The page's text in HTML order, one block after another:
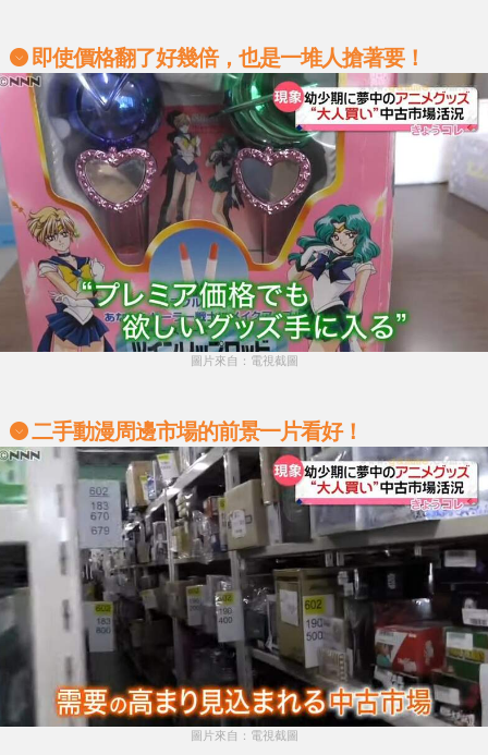
即使價格翻了好幾倍，也是一堆人搶著要！
圖片來自：電視截圖
二手動漫周邊市場的前景一片看好！
圖片來自：電視截圖